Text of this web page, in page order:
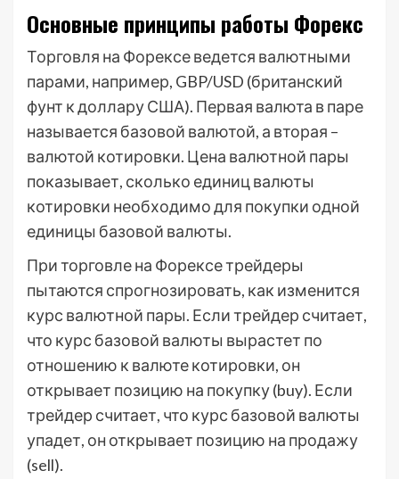
Основные принципы работы Форекс
Торговля на Форексе ведется валютными
парами, например, GBP/USD (британский
фунт к доллару США). Первая валюта в паре
называется базовой валютой, а вторая –
валютой котировки. Цена валютной пары
показывает, сколько единиц валюты
котировки необходимо для покупки одной
единицы базовой валюты.
При торговле на Форексе трейдеры
пытаются спрогнозировать, как изменится
курс валютной пары. Если трейдер считает,
что курс базовой валюты вырастет по
отношению к валюте котировки, он
открывает позицию на покупку (buy). Если
трейдер считает, что курс базовой валюты
упадет, он открывает позицию на продажу
(sell).